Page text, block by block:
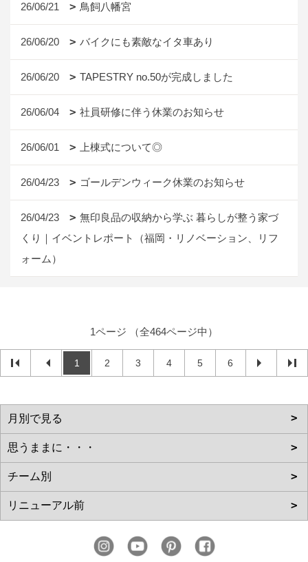
26/06/21 鳥飼八幡宮
26/06/20 バイクにも素敵なイタ車あり
26/06/20 TAPESTRY no.50が完成しました
26/06/04 社員研修に伴う休業のお知らせ
26/06/01 上棟式について◎
26/04/23 ゴールデンウィーク休業のお知らせ
26/04/23
無印良品の収納から学ぶ 暮らしが整う家づ
くり｜イベントレポート（福岡・リノベーション、リフ
ォーム）
1ページ （全464ページ中）
1 2 3 4 5 6